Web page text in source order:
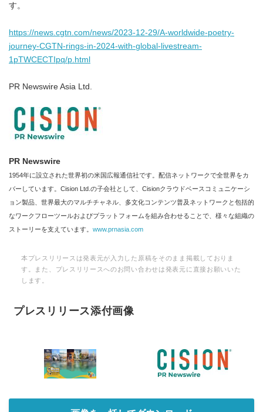
す。
https://news.cgtn.com/news/2023-12-29/A-worldwide-poetry-
journey-CGTN-rings-in-2024-with-global-livestream-
1pTWCECTIpq/p.html
PR Newswire Asia Ltd.
PR Newswire
1954年に設立された世界初の米国広報通信社です。配信ネットワークで全世界をカ
バーしています。Cision Ltd.の子会社として、Cisionクラウドベースコミュニケーシ
ョン製品、世界最大のマルチチャネル、多文化コンテンツ普及ネットワークと包括的
なワークフローツールおよびプラットフォームを組み合わせることで、様々な組織の
ストーリーを支えています。 www.prnasia.com
本プレスリリースは発表元が入力した原稿をそのまま掲載しておりま
す。また、プレスリリースへのお問い合わせは発表元に直接お願いいた
します。
プレスリリース添付画像